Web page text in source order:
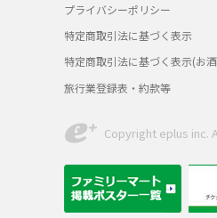
プライバシーポリシー
特定商取引法に基づく表示
特定商取引法に基づく表示(お
旅行業登録表・約款等
Copyright eplus inc.